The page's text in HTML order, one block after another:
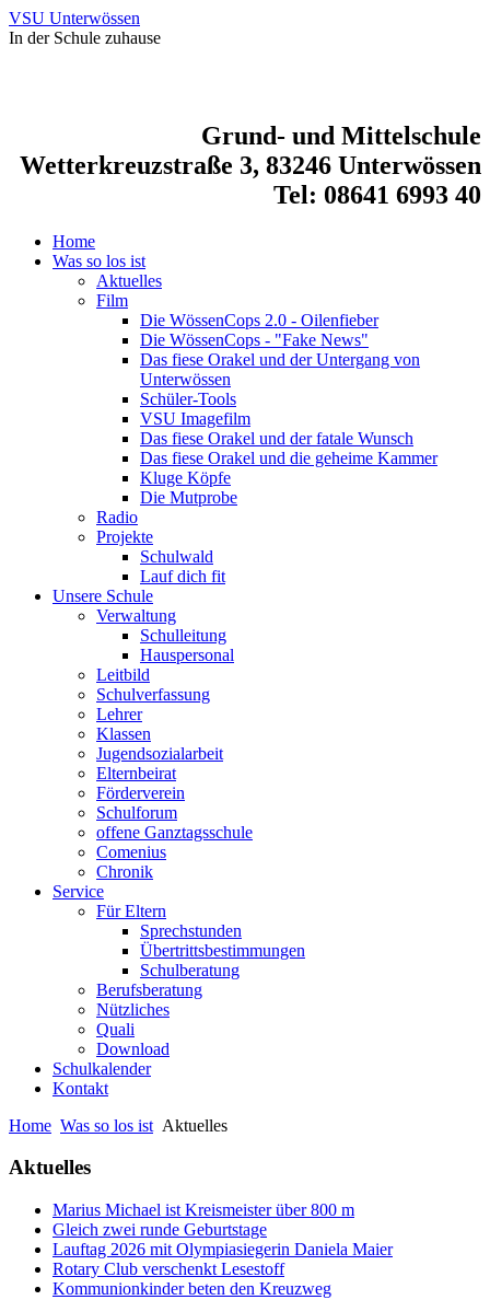
VSU Unterwössen
In der Schule zuhause
Grund- und Mittelschule
Wetterkreuzstraße 3, 83246 Unterwössen
Tel: 08641 6993 40
Home
Was so los ist
Aktuelles
Film
Die WössenCops 2.0 - Oilenfieber
Die WössenCops - "Fake News"
Das fiese Orakel und der Untergang von
Unterwössen
Schüler-Tools
VSU Imagefilm
Das fiese Orakel und der fatale Wunsch
Das fiese Orakel und die geheime Kammer
Kluge Köpfe
Die Mutprobe
Radio
Projekte
Schulwald
Lauf dich fit
Unsere Schule
Verwaltung
Schulleitung
Hauspersonal
Leitbild
Schulverfassung
Lehrer
Klassen
Jugendsozialarbeit
Elternbeirat
Förderverein
Schulforum
offene Ganztagsschule
Comenius
Chronik
Service
Für Eltern
Sprechstunden
Übertrittsbestimmungen
Schulberatung
Berufsberatung
Nützliches
Quali
Download
Schulkalender
Kontakt
Home Was so los ist Aktuelles
Aktuelles
Marius Michael ist Kreismeister über 800 m
Gleich zwei runde Geburtstage
Lauftag 2026 mit Olympiasiegerin Daniela Maier
Rotary Club verschenkt Lesestoff
Kommunionkinder beten den Kreuzweg